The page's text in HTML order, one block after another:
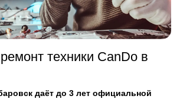
техники CanDo в
даёт до 3 лет официальной